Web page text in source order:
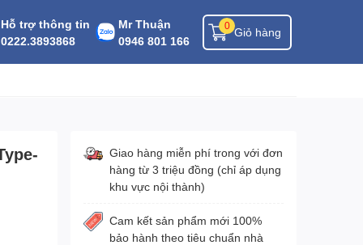
Hỗ trợ thông tin
0222.3893868
Mr Thuận
0946 801 166
Giỏ hàng
0
Giao hàng miễn phí trong với đơn
hàng từ 3 triệu đồng (chỉ áp dụng
khu vực nội thành)
Cam kết sản phẩm mới 100%
bảo hành theo tiêu chuẩn nhà